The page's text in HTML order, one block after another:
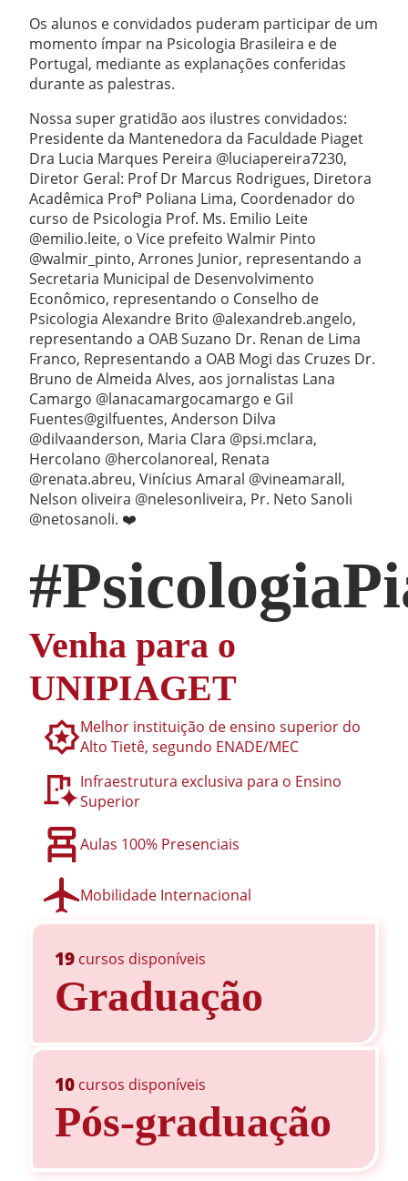
Os alunos e convidados puderam participar de um
momento ímpar na Psicologia Brasileira e de
Portugal, mediante as explanações conferidas
durante as palestras.
Nossa super gratidão aos ilustres convidados:
Presidente da Mantenedora da Faculdade Piaget
Dra Lucia Marques Pereira @luciapereira7230,
Diretor Geral: Prof Dr Marcus Rodrigues, Diretora
Acadêmica Profª Poliana Lima, Coordenador do
curso de Psicologia Prof. Ms. Emilio Leite
@emilio.leite, o Vice prefeito Walmir Pinto
@walmir_pinto, Arrones Junior, representando a
Secretaria Municipal de Desenvolvimento
Econômico, representando o Conselho de
Psicologia Alexandre Brito @alexandreb.angelo,
representando a OAB Suzano Dr. Renan de Lima
Franco, Representando a OAB Mogi das Cruzes Dr.
Bruno de Almeida Alves, aos jornalistas Lana
Camargo @lanacamargocamargo e Gil
Fuentes@gilfuentes, Anderson Dilva
@dilvaanderson, Maria Clara @psi.mclara,
Hercolano @hercolanoreal, Renata
@renata.abreu, Vinícius Amaral @vineamarall,
Nelson oliveira @nelesonliveira, Pr. Neto Sanoli
@netosanoli. ❤️
Venha para o
UNIPIAGET
Melhor instituição de ensino superior do
Alto Tietê, segundo ENADE/MEC
Infraestrutura exclusiva para o Ensino
Superior
Aulas 100% Presenciais
Mobilidade Internacional
19 cursos disponíveis
Graduação
10 cursos disponíveis
Pós-graduação